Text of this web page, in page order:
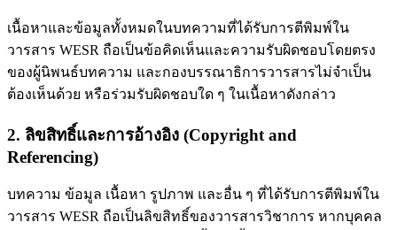
เนื้อหาและข้อมูลทั้งหมดในบทความที่ได้รับการตีพิมพ์ใน
วารสาร WESR ถือเป็นข้อคิดเห็นและความรับผิดชอบโดยตรง
ของผู้นิพนธ์บทความ และกองบรรณาธิการวารสารไม่จำเป็น
ต้องเห็นด้วย หรือร่วมรับผิดชอบใด ๆ ในเนื้อหาดังกล่าว
2. ลิขสิทธิ์และการอ้างอิง (Copyright and
Referencing)
บทความ ข้อมูล เนื้อหา รูปภาพ และอื่น ๆ ที่ได้รับการตีพิมพ์ใน
วารสาร WESR ถือเป็นลิขสิทธิ์ของวารสารวิชาการ หากบุคคล